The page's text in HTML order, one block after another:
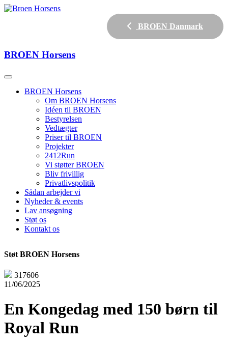
BROEN Danmark
BROEN Horsens
BROEN Horsens
Om BROEN Horsens
Idéen til BROEN
Bestyrelsen
Vedtægter
Priser til BROEN
Projekter
2412Run
Vi støtter BROEN
Bliv frivillig
Privatlivspolitik
Sådan arbejder vi
Nyheder & events
Lav ansøgning
Støt os
Kontakt os
Støt BROEN Horsens
317606
11/06/2025
En Kongedag med 150 børn til
Royal Run